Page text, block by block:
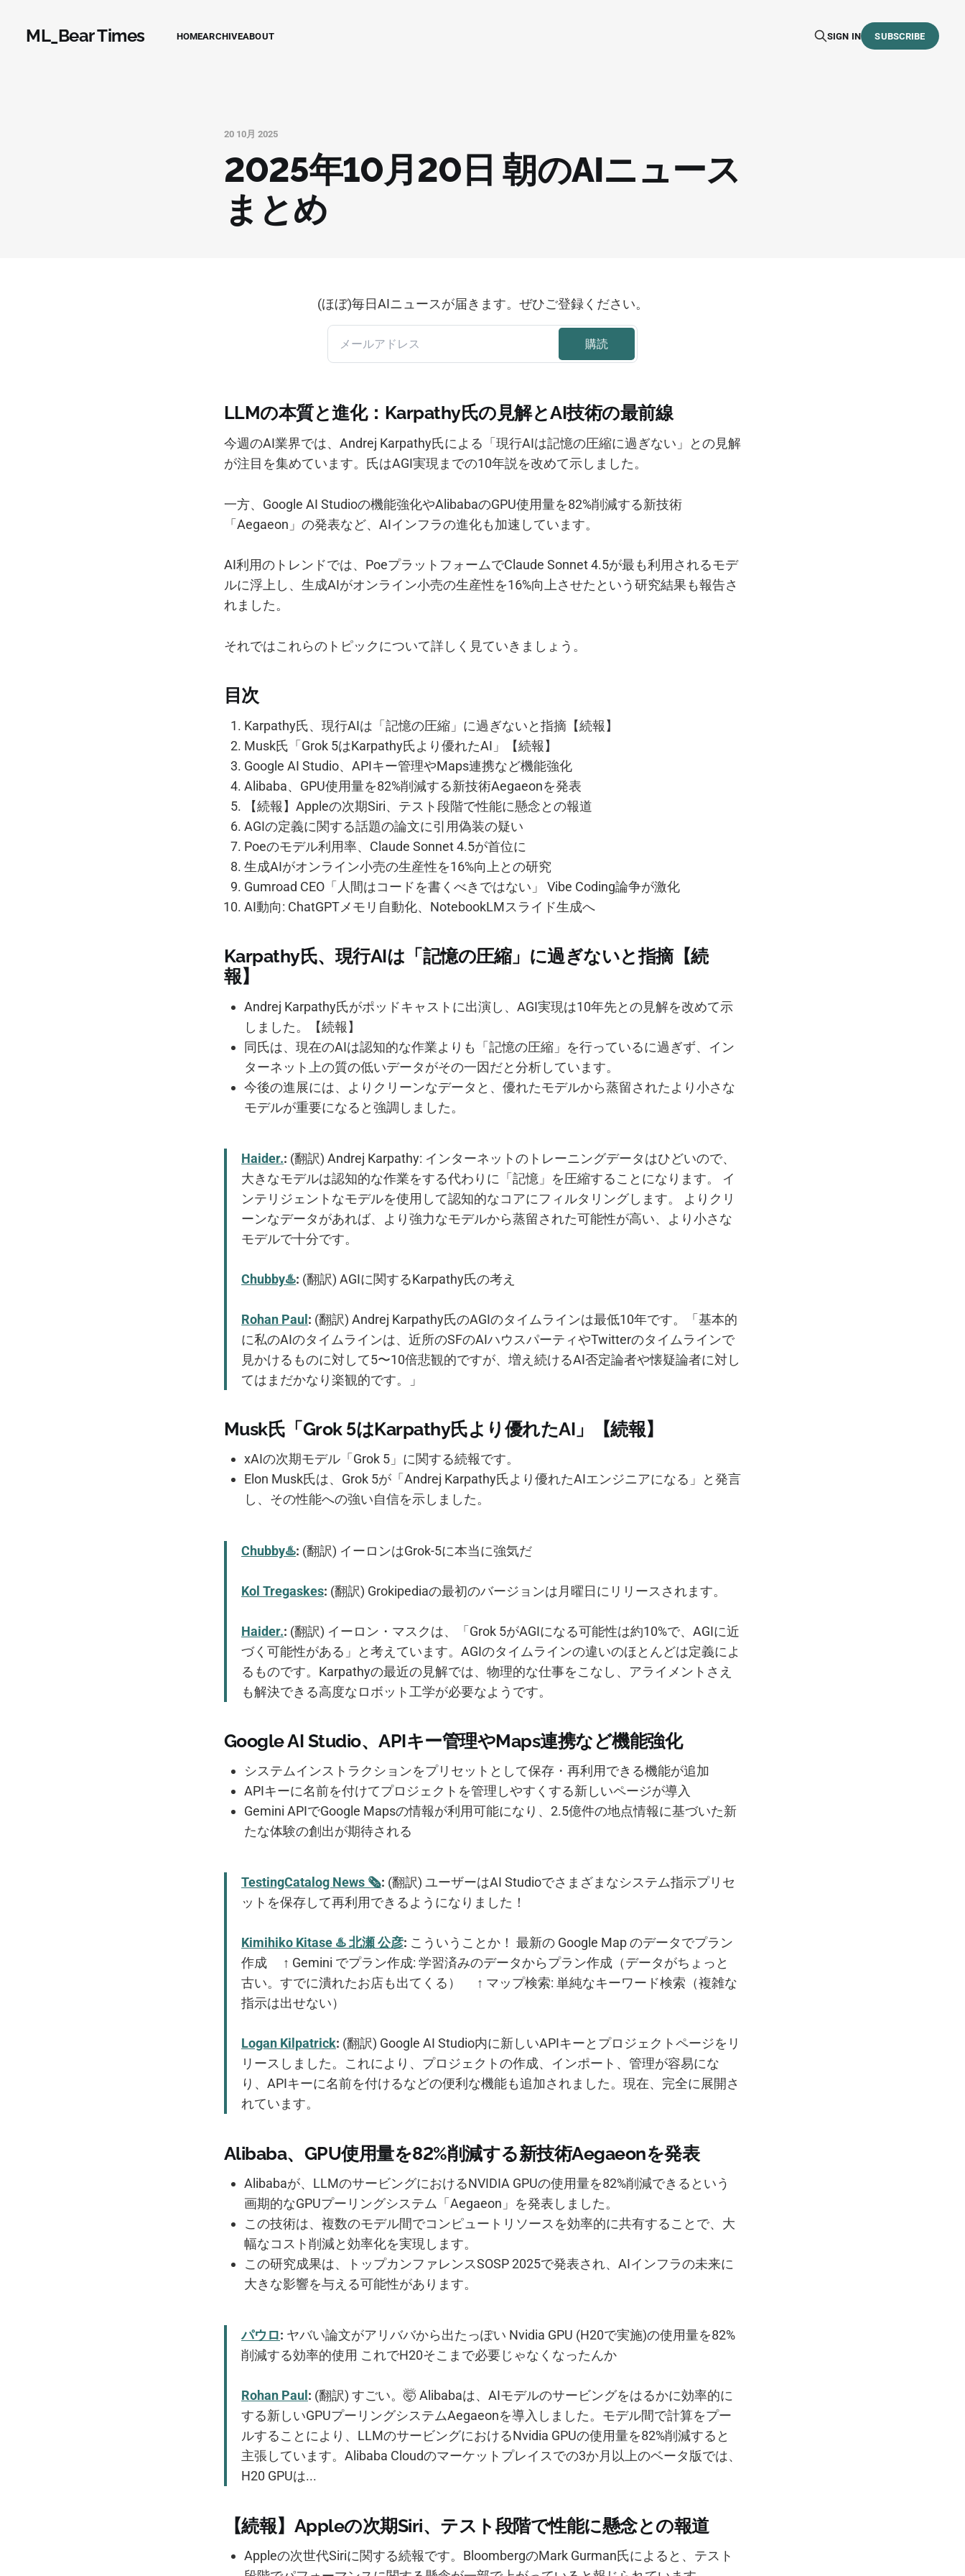
ML_Bear Times HOMEARCHIVEABOUT SIGN IN SUBSCRIBE
20 10月 2025
2025年10月20日 朝のAIニュース
まとめ
(ほぼ)毎日AIニュースが届きます。ぜひご登録ください。
LLMの本質と進化：Karpathy氏の見解とAI技術の最前線
今週のAI業界では、Andrej Karpathy氏による「現行AIは記憶の圧縮に過ぎない」との見解
が注目を集めています。氏はAGI実現までの10年説を改めて示しました。
一方、Google AI Studioの機能強化やAlibabaのGPU使用量を82%削減する新技術
「Aegaeon」の発表など、AIインフラの進化も加速しています。
AI利用のトレンドでは、PoeプラットフォームでClaude Sonnet 4.5が最も利用されるモデ
ルに浮上し、生成AIがオンライン小売の生産性を16%向上させたという研究結果も報告さ
れました。
それではこれらのトピックについて詳しく見ていきましょう。
目次
Karpathy氏、現行AIは「記憶の圧縮」に過ぎないと指摘【続報】
Musk氏「Grok 5はKarpathy氏より優れたAI」【続報】
Google AI Studio、APIキー管理やMaps連携など機能強化
Alibaba、GPU使用量を82%削減する新技術Aegaeonを発表
【続報】Appleの次期Siri、テスト段階で性能に懸念との報道
AGIの定義に関する話題の論文に引用偽装の疑い
Poeのモデル利用率、Claude Sonnet 4.5が首位に
生成AIがオンライン小売の生産性を16%向上との研究
Gumroad CEO「人間はコードを書くべきではない」 Vibe Coding論争が激化
AI動向: ChatGPTメモリ自動化、NotebookLMスライド生成へ
Karpathy氏、現行AIは「記憶の圧縮」に過ぎないと指摘【続
報】
Andrej Karpathy氏がポッドキャストに出演し、AGI実現は10年先との見解を改めて示
しました。【続報】
同氏は、現在のAIは認知的な作業よりも「記憶の圧縮」を行っているに過ぎず、イン
ターネット上の質の低いデータがその一因だと分析しています。
今後の進展には、よりクリーンなデータと、優れたモデルから蒸留されたより小さな
モデルが重要になると強調しました。
Haider.: (翻訳) Andrej Karpathy: インターネットのトレーニングデータはひどいので、
大きなモデルは認知的な作業をする代わりに「記憶」を圧縮することになります。 イ
ンテリジェントなモデルを使用して認知的なコアにフィルタリングします。 よりクリ
ーンなデータがあれば、より強力なモデルから蒸留された可能性が高い、より小さな
モデルで十分です。
Chubby♨️: (翻訳) AGIに関するKarpathy氏の考え
Rohan Paul: (翻訳) Andrej Karpathy氏のAGIのタイムラインは最低10年です。「基本的
に私のAIのタイムラインは、近所のSFのAIハウスパーティやTwitterのタイムラインで
見かけるものに対して5〜10倍悲観的ですが、増え続けるAI否定論者や懐疑論者に対し
てはまだかなり楽観的です。」
Musk氏「Grok 5はKarpathy氏より優れたAI」【続報】
xAIの次期モデル「Grok 5」に関する続報です。
Elon Musk氏は、Grok 5が「Andrej Karpathy氏より優れたAIエンジニアになる」と発言
し、その性能への強い自信を示しました。
Chubby♨️: (翻訳) イーロンはGrok-5に本当に強気だ
Kol Tregaskes: (翻訳) Grokipediaの最初のバージョンは月曜日にリリースされます。
Haider.: (翻訳) イーロン・マスクは、「Grok 5がAGIになる可能性は約10%で、AGIに近
づく可能性がある」と考えています。AGIのタイムラインの違いのほとんどは定義によ
るものです。Karpathyの最近の見解では、物理的な仕事をこなし、アライメントさえ
も解決できる高度なロボット工学が必要なようです。
Google AI Studio、APIキー管理やMaps連携など機能強化
システムインストラクションをプリセットとして保存・再利用できる機能が追加
APIキーに名前を付けてプロジェクトを管理しやすくする新しいページが導入
Gemini APIでGoogle Mapsの情報が利用可能になり、2.5億件の地点情報に基づいた新
たな体験の創出が期待される
TestingCatalog News 🗞: (翻訳) ユーザーはAI Studioでさまざまなシステム指示プリセ
ットを保存して再利用できるようになりました！
Kimihiko Kitase ♨️ 北瀬 公彦: こういうことか！ 最新の Google Map のデータでプラン
作成 ↑ Gemini でプラン作成: 学習済みのデータからプラン作成（データがちょっと
古い。すでに潰れたお店も出てくる） ↑ マップ検索: 単純なキーワード検索（複雑な
指示は出せない）
Logan Kilpatrick: (翻訳) Google AI Studio内に新しいAPIキーとプロジェクトページをリ
リースしました。これにより、プロジェクトの作成、インポート、管理が容易にな
り、APIキーに名前を付けるなどの便利な機能も追加されました。現在、完全に展開さ
れています。
Alibaba、GPU使用量を82%削減する新技術Aegaeonを発表
Alibabaが、LLMのサービングにおけるNVIDIA GPUの使用量を82%削減できるという
画期的なGPUプーリングシステム「Aegaeon」を発表しました。
この技術は、複数のモデル間でコンピュートリソースを効率的に共有することで、大
幅なコスト削減と効率化を実現します。
この研究成果は、トップカンファレンスSOSP 2025で発表され、AIインフラの未来に
大きな影響を与える可能性があります。
パウロ: ヤバい論文がアリババから出たっぽい Nvidia GPU (H20で実施)の使用量を82%
削減する効率的使用 これでH20そこまで必要じゃなくなったんか
Rohan Paul : (翻訳) すごい。🤯 Alibabaは、AIモデルのサービングをはるかに効率的に
する新しいGPUプーリングシステムAegaeonを導入しました。モデル間で計算をプー
ルすることにより、LLMのサービングにおけるNvidia GPUの使用量を82%削減すると
主張しています。Alibaba Cloudのマーケットプレイスでの3か月以上のベータ版では、
H20 GPUは...
【続報】Appleの次期Siri、テスト段階で性能に懸念との報道
Appleの次世代Siriに関する続報です。BloombergのMark Gurman氏によると、テスト